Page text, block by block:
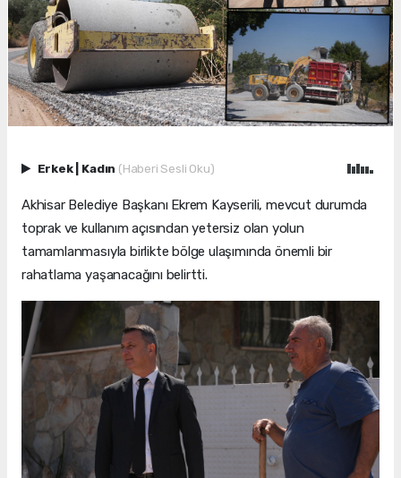
Erkek Kadın (Haberi Sesli Oku)
Akhisar Belediye Başkanı Ekrem Kayserili, mevcut durumda
toprak ve kullanım açısından yetersiz olan yolun
tamamlanmasıyla birlikte bölge ulaşımında önemli bir
rahatlama yaşanacağını belirtti.